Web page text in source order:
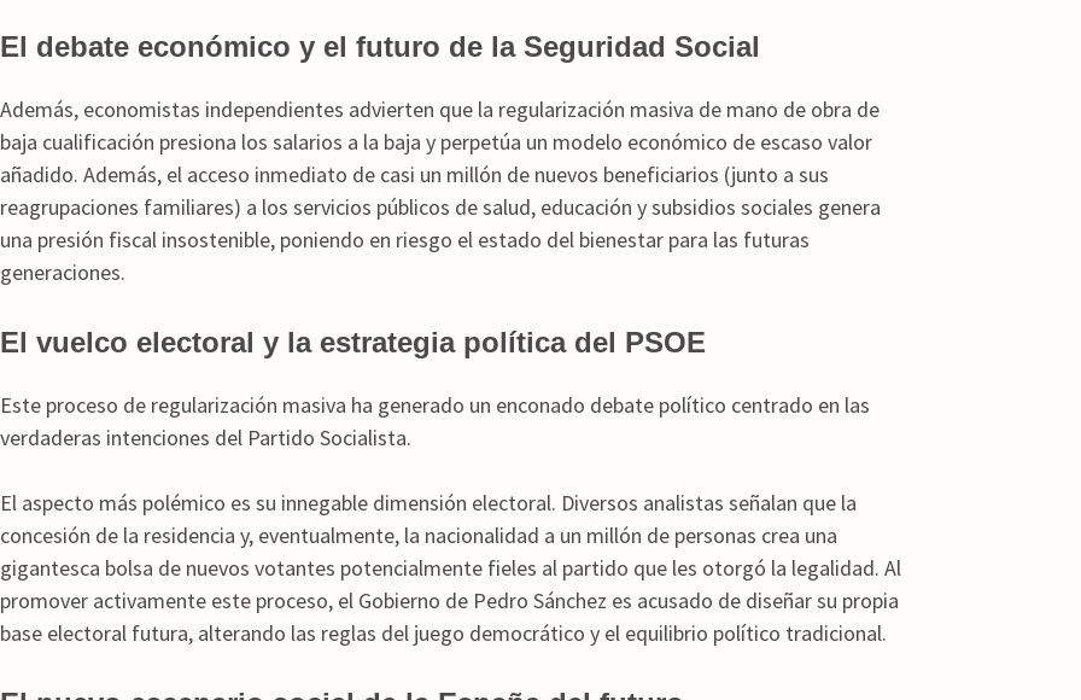
El debate económico y el futuro de la Seguridad Social
Además, economistas independientes advierten que la regularización masiva de mano de obra de
baja cualificación presiona los salarios a la baja y perpetúa un modelo económico de escaso valor
añadido. Además, el acceso inmediato de casi un millón de nuevos beneficiarios (junto a sus
reagrupaciones familiares) a los servicios públicos de salud, educación y subsidios sociales genera
una presión fiscal insostenible, poniendo en riesgo el estado del bienestar para las futuras
generaciones.
El vuelco electoral y la estrategia política del PSOE
Este proceso de regularización masiva ha generado un enconado debate político centrado en las
verdaderas intenciones del Partido Socialista.
El aspecto más polémico es su innegable dimensión electoral. Diversos analistas señalan que la
concesión de la residencia y, eventualmente, la nacionalidad a un millón de personas crea una
gigantesca bolsa de nuevos votantes potencialmente fieles al partido que les otorgó la legalidad. Al
promover activamente este proceso, el Gobierno de Pedro Sánchez es acusado de diseñar su propia
base electoral futura, alterando las reglas del juego democrático y el equilibrio político tradicional.